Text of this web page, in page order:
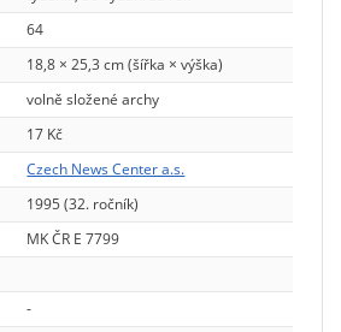
64
18,8 × 25,3 cm (šířka × výška)
volně složené archy
17 Kč
Czech News Center a.s.
1995 (32. ročník)
MK ČR E 7799
-